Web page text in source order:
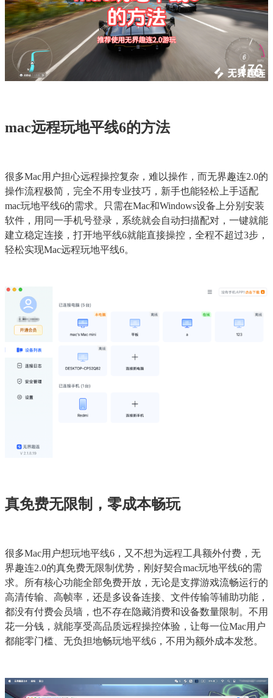
mac远程玩地平线6的方法
很多Mac用户担心远程操控复杂，难以操作，而无界趣连2.0的
操作流程极简，完全不用专业技巧，新手也能轻松上手适配
mac玩地平线6的需求。只需在Mac和Windows设备上分别安装
软件，用同一手机号登录，系统就会自动扫描配对，一键就能
建立稳定连接，打开地平线6就能直接操控，全程不超过3步，
轻松实现Mac远程玩地平线6。
真免费无限制，零成本畅玩
很多Mac用户想玩地平线6，又不想为远程工具额外付费，无
界趣连2.0的真免费无限制优势，刚好契合mac玩地平线6的需
求。所有核心功能全部免费开放，无论是支撑游戏流畅运行的
高清传输、高帧率，还是多设备连接、文件传输等辅助功能，
都没有付费会员墙，也不存在隐藏消费和设备数量限制。不用
花一分钱，就能享受高品质远程操控体验，让每一位Mac用户
都能零门槛、无负担地畅玩地平线6，不用为额外成本发愁。